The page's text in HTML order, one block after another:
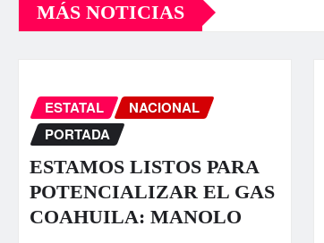
MÁS NOTICIAS
ESTATAL
NACIONAL
PORTADA
ESTAMOS LISTOS PARA
POTENCIALIZAR EL GAS
COAHUILA: MANOLO